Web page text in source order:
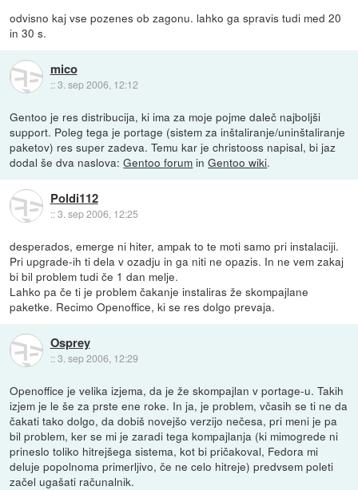
odvisno kaj vse pozenes ob zagonu. lahko ga spravis tudi med 20
in 30 s.
mico
::3. sep 2006, 12:12
Gentoo je res distribucija, ki ima za moje pojme daleč najboljši
support. Poleg tega je portage (sistem za inštaliranje/uninštaliranje
paketov) res super zadeva. Temu kar je christooss napisal, bi jaz
dodal še dva naslova:Gentoo forum inGentoo wiki.
Poldi112
::3. sep 2006, 12:25
desperados, emerge ni hiter, ampak to te moti samo pri instalaciji.
Pri upgrade-ih ti dela v ozadju in ga niti ne opazis. In ne vem zakaj
bi bil problem tudi če 1 dan melje.
Lahko pa če ti je problem čakanje instaliras že skompajlane
paketke. Recimo Openoffice, ki se res dolgo prevaja.
Osprey
::3. sep 2006, 12:29
Openoffice je velika izjema, da je že skompajlan v portage-u. Takih
izjem je le še za prste ene roke. In ja, je problem, včasih se ti ne da
čakati tako dolgo, da dobiš novejšo verzijo nečesa, pri meni je pa
bil problem, ker se mi je zaradi tega kompajlanja (ki mimogrede ni
prineslo toliko hitrejšega sistema, kot bi pričakoval, Fedora mi
deluje popolnoma primerljivo, če ne celo hitreje) predvsem poleti
začel ugašati računalnik.